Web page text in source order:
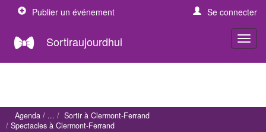
Publier un événement Se connecter
Sortiraujourdhui
Agenda
Sortir à Clermont-Ferrand
Spectacles à Clermont-Ferrand